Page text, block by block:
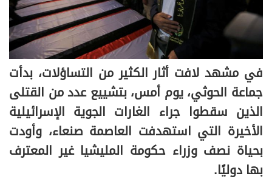
في مشهد لافت أثار الكثير من التساؤلات، بدأت
جماعة الحوثي، يوم أمس، بتشييع عدد من القتلى
الذين سقطوا جراء الغارات الجوية الإسرائيلية
الأخيرة التي استهدفت العاصمة صنعاء، وأودت
بحياة نصف وزراء حكومة المليشيا غير المعترف
بها دوليًا.